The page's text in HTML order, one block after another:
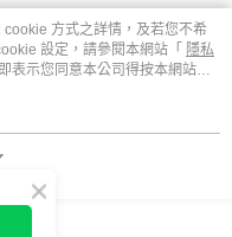
方式之詳情，及若您不希
設定，請參閱本網站「 隱私
表示您同意本公司得按本網站使